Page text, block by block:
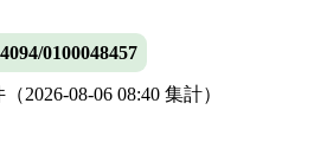
0100048457
（2026-08-06 08:40 集計）